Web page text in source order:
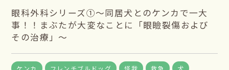
眼科外科シリーズ①～同居犬とのケンカで一大
事！！まぶたが大変なことに「眼瞼裂傷および
その治療」～
ケンカ フレンチブルドッグ 怪我 救急 犬